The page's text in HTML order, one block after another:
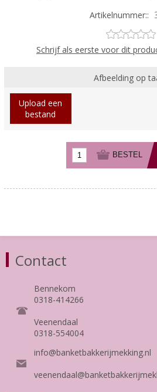
Artikelnummer::
Schrijf als eerste voor dit
Afbeelding op
Upload een
bestand
Contact
Bennekom
0318-414266
Veenendaal
0318-554004
info@banketbakkerijmekking.nl